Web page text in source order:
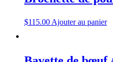
$115.00Ajouter au panier